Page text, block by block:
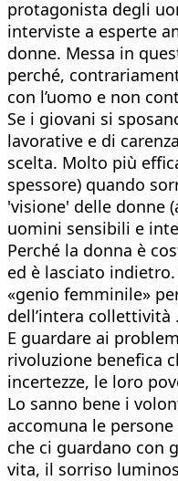
protagonista degli
interviste a esperte
donne. Messa in
perché,
con l’uomo e non
Se i giovani si
lavorative e di
scelta. Molto più
spessore) quando
'visione' delle donne
uomini sensibili e
Perché la donna è
ed è lasciato
«genio femminile»
dell’intera collettività .
E guardare ai
rivoluzione benefica
incertezze, le loro
Lo sanno bene i
accomuna le
che ci guardano con
vita, il sorriso